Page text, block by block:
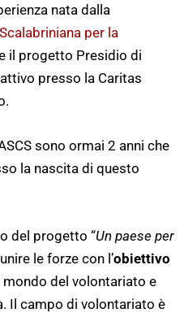
nata dalla
per la
il progetto Presidio di
presso la Caritas
sono ormai 2 anni che
la nascita di questo
del progetto “Un paese per
le forze con l’obiettivo
mondo del volontariato e
Il campo di volontariato è